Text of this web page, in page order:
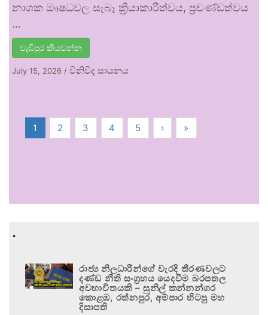
නාශක ඖෂධවල සැබෑ ක්‍රියාකාරීත්වය, ප්‍රචණ්ඩත්වය
…
වැඩිපුර කියවන්න
July 15, 2026 / විනිවිද සායනය
1 2 3 4 5 › »
.
රාජ්‍ය නිලධාරීන්ගේ වැරදි තීරණවලට
දණ්ඩ නීති සංග්‍රහය යෙදවීම බරපතල
අවභාවිතයකි – සුනිල් කන්නන්ගර
කොළඹ, රත්නපුර, අම්පාර හිටපු මහ
දිසාපති